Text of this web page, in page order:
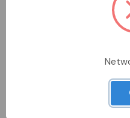
Accedi per vedere i prezzi